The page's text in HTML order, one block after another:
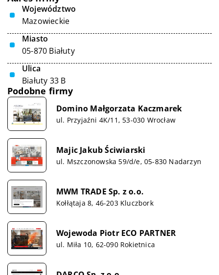
Województwo
Mazowieckie
Miasto
05-870 Białuty
Ulica
Białuty 33 B
Podobne firmy
Domino Małgorzata Kaczmarek
ul. Przyjaźni 4K/11, 53-030 Wrocław
Majic Jakub Ściwiarski
ul. Mszczonowska 59/d/e, 05-830 Nadarzyn
MWM TRADE Sp. z o.o.
Kołłątaja 8, 46-203 Kluczbork
Wojewoda Piotr ECO PARTNER
ul. Miła 10, 62-090 Rokietnica